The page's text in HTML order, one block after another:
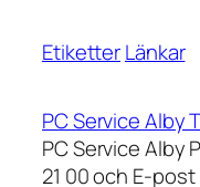
EtiketterLänkar
PC Service Alby
PC Service Alby
21 00 och E-